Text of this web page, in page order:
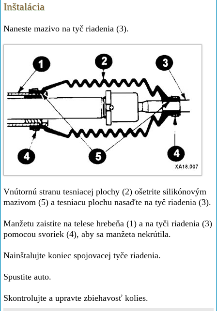
Inštalácia
Naneste mazivo na tyč riadenia (3).
Vnútornú stranu tesniacej plochy (2) ošetrite silikónovým
mazivom (5) a tesniacu plochu nasaďte na tyč riadenia (3).
Manžetu zaistite na telese hrebeňa (1) a na tyči riadenia (3)
pomocou svoriek (4), aby sa manžeta nekrútila.
Nainštalujte koniec spojovacej tyče riadenia.
Spustite auto.
Skontrolujte a upravte zbiehavosť kolies.